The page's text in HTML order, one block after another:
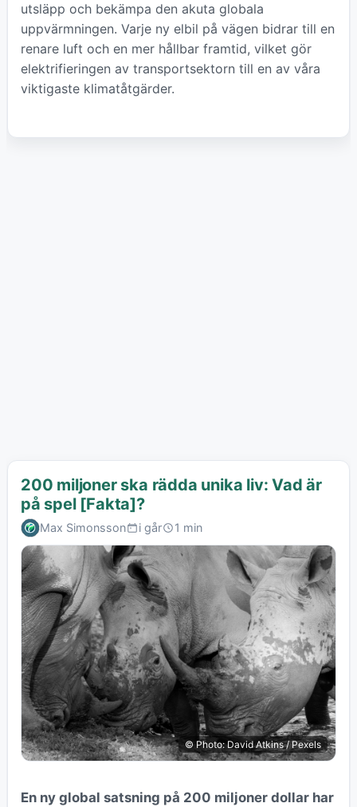
utsläpp och bekämpa den akuta globala
uppvärmningen. Varje ny elbil på vägen bidrar till en
renare luft och en mer hållbar framtid, vilket gör
elektrifieringen av transportsektorn till en av våra
viktigaste klimatåtgärder.
200 miljoner ska rädda unika liv: Vad är
på spel [Fakta]?
Max Simonsson i går 1 min
© Photo: David Atkins / Pexels
En ny global satsning på 200 miljoner dollar har